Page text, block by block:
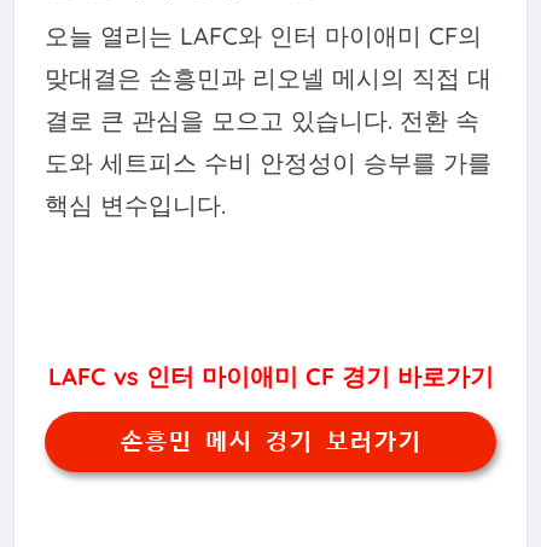
오늘 열리는 LAFC와 인터 마이애미 CF의
맞대결은 손흥민과 리오넬 메시의 직접 대
결로 큰 관심을 모으고 있습니다. 전환 속
도와 세트피스 수비 안정성이 승부를 가를
핵심 변수입니다.
LAFC vs 인터 마이애미 CF 경기 바로가기
손흥민 메시 경기 보러가기